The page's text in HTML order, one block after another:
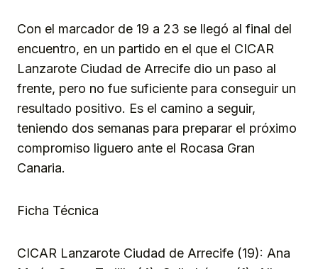
Con el marcador de 19 a 23 se llegó al final del
encuentro, en un partido en el que el CICAR
Lanzarote Ciudad de Arrecife dio un paso al
frente, pero no fue suficiente para conseguir un
resultado positivo. Es el camino a seguir,
teniendo dos semanas para preparar el próximo
compromiso liguero ante el Rocasa Gran
Canaria.
Ficha Técnica
CICAR Lanzarote Ciudad de Arrecife (19): Ana